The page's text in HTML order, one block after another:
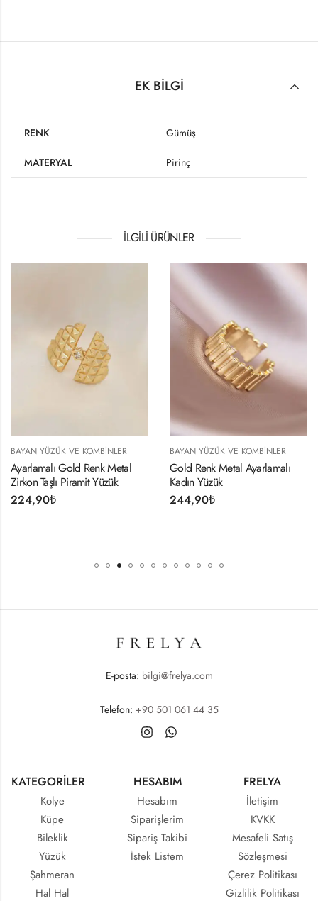
EK BILGI
RENK Gümüş
MATERYAL Pirinç
İLGILI ÜRÜNLER
VE KOMBINLER
Renk Metal
Yüzük
BAYAN YÜZÜK VE KOMBINLER
Gold Renk Metal Ayarlamalı
Kadın Yüzük
BAYAN
E-posta: bilgi@frelya.com
Telefon: +90 501 061 44 35
KATEGORİLER
Kolye
Küpe
Bileklik
Yüzük
Şahmeran
Hal Hal
HESABIM
Hesabım
Siparişlerim
Sipariş Takibi
İstek Listem
FRELYA
İletişim
KVKK
Mesafeli Satış
Sözleşmesi
Çerez Politikası
Gizlilik Politikası